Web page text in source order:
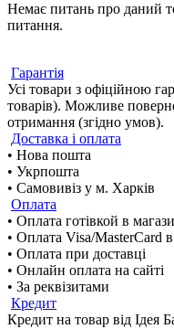
Немає питань про даний
питання.
Гарантія
Усі товари з офіційною
товарів). Можливе
отримання (згідно умов).
Доставка і оплата
• Нова пошта
• Укрпошта
• Самовивіз у м. Харків
Оплата
• Оплата готівкой в
• Оплата Visa/MasterCard в
• Оплата при доставці
• Онлайн оплата на сайті
• За реквізитами
Кредит
Кредит на товар від Ідея